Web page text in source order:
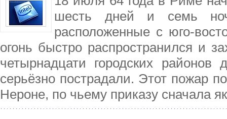
шесть дней и семь
расположенные с юго-
огонь быстро распространился и
четырнадцати городских районов
серьёзно пострадали. Этот пожар
Нероне, по чьему приказу сначала